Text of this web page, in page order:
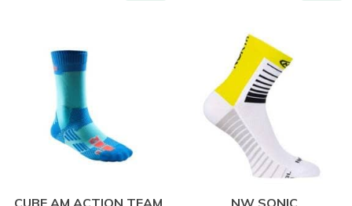
CUBE AM ACTION TEAM
NW SONIC